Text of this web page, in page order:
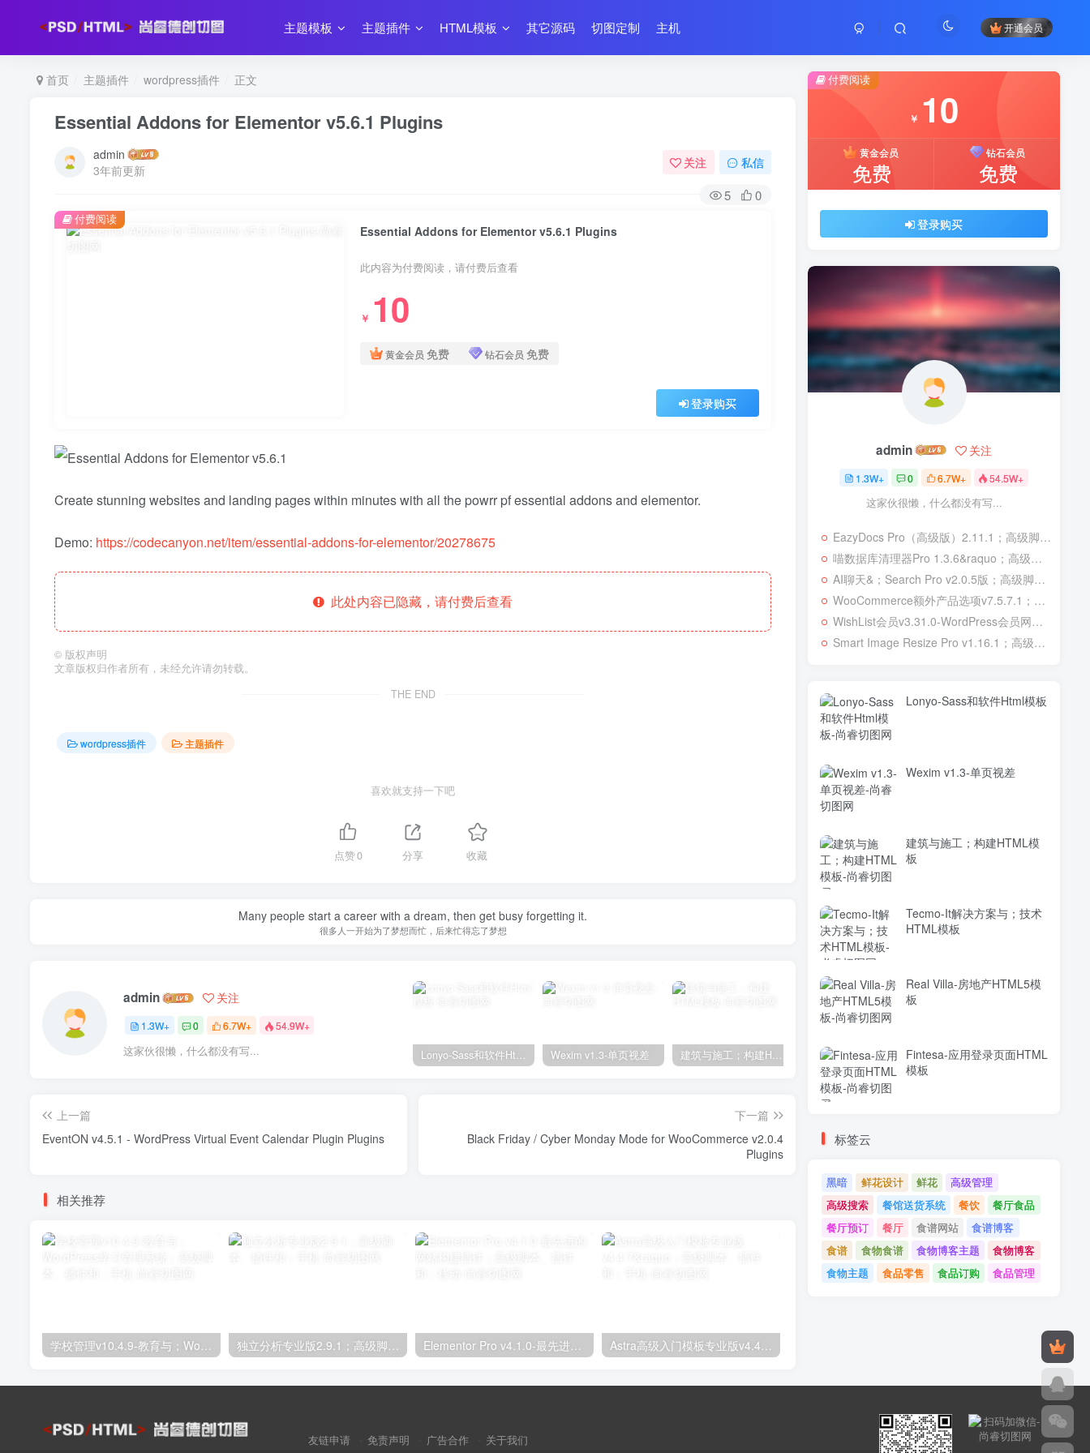
主题模板 主题插件 HTML模板 其它源码 切图定制 主机 开通会员
首页 主题插件 wordpress插件 正文
Essential Addons for Elementor v5.6.1 Plugins
admin
3年前更新
关注 私信
5 0
Essential Addons for Elementor v5.6.1 Plugins
此内容为付费阅读，请付费后查看
￥ 10
黄金会员 免费 钻石会员 免费
登录购买
付费阅读
Create stunning websites and landing pages within minutes with all the powrr pf essential addons and elementor.
Demo: https://codecanyon.net/item/essential-addons-for-elementor/20278675
此处内容已隐藏，请付费后查看
© 版权声明
文章版权归作者所有，未经允许请勿转载。
THE END
wordpress插件 主题插件
喜欢就支持一下吧
点赞0 分享 收藏
Many people start a career with a dream, then get busy forgetting it.
很多人一开始为了梦想而忙，后来忙得忘了梦想
admin 关注
1.3W+ 0 6.7W+ 54.9W+
这家伙很懒，什么都没有写... Lonyo-Sass和软件Html模板 Wexim v1.3-单页视差 建筑与施工；构建HTML模板 Tecmo-It解决方案与；技术HTML模板 Real Villa-房地产HTML5模板
上一篇
EventON v4.5.1 - WordPress Virtual Event Calendar Plugin Plugins
下一篇
Black Friday / Cyber Monday Mode for WooCommerce v2.0.4
Plugins
相关推荐
学校管理v10.4.9-教育与；WordPress学习管理系统；高级脚本、插件和；手机 独立分析专业版2.9.1；高级脚本、插件和；手机
付费阅读
￥ 10
黄金会员
免费
钻石会员
免费
登录购买
admin 关注
1.3W+ 0 6.7W+ 54.5W+
这家伙很懒，什么都没有写...
EazyDocs Pro（高级版）2.11.1；高级脚本、插件和；移动
喵数据库清理器Pro 1.3.6&raquo；高级脚本、插件和；移动
AI聊天&；Search Pro v2.0.5版；高级脚本、插件和；移动
WooCommerce额外产品选项v7.5.7.1；高级脚本、插件和；移动
WishList会员v3.31.0-WordPress会员网站；高级脚本、插件和；移动
Smart Image Resize Pro v1.16.1；高级脚本、插件和；移动
Lonyo-Sass和软件Html模板
Wexim v1.3-单页视差
建筑与施工；构建HTML模
板
Tecmo-It解决方案与；技术
HTML模板
Real Villa-房地产HTML5模
板
Fintesa-应用登录页面HTML
模板
标签云
黑暗 鲜花设计 鲜花
高级管理
高级搜索
餐馆送货系统 餐饮
餐厅食品
餐厅预订
餐厅 食谱网站
食谱博客
食谱
食物食谱 食物博客主题
食物博客
食物主题
食品零售 食品订购 食品管理
友链申请 免责声明 广告合作 关于我们